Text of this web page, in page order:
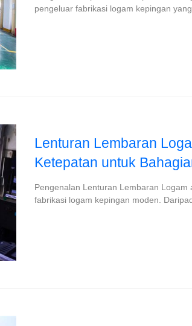
pengeluar fabrikasi logam kepingan yang
Lenturan Lembaran
Ketepatan untuk
Pengenalan Lenturan Lembaran
fabrikasi logam kepingan moden.